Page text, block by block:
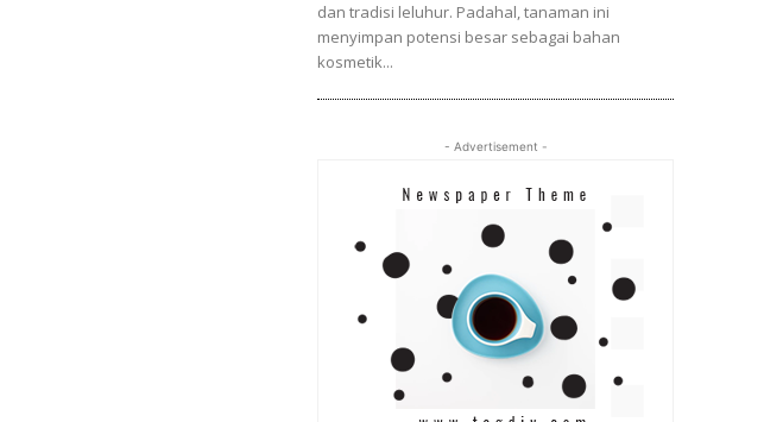
dan tradisi leluhur. Padahal, tanaman ini
menyimpan potensi besar sebagai bahan
kosmetik...
- Advertisement -